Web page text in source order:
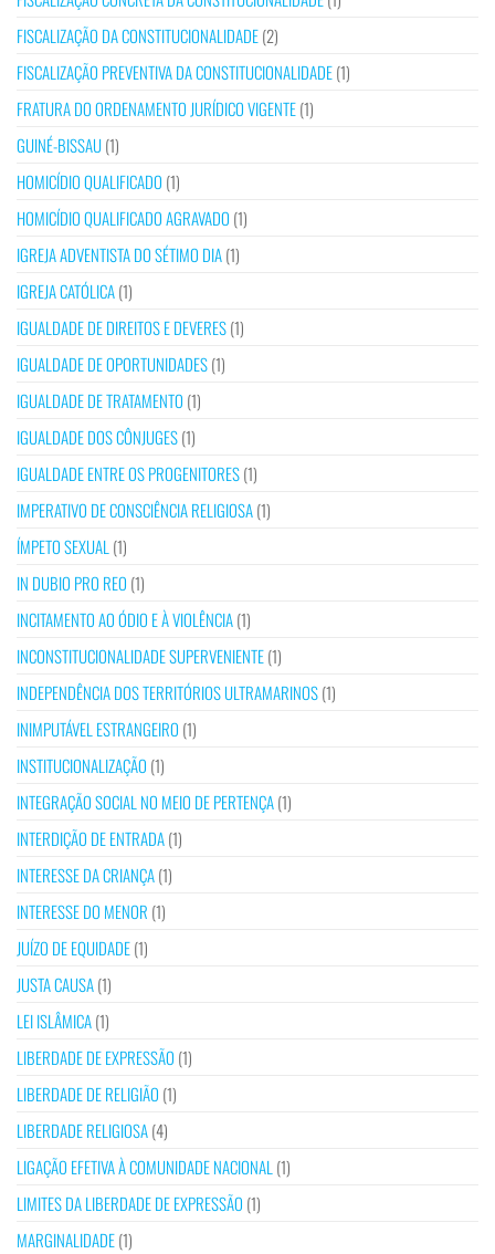
FISCALIZAÇÃO DA CONSTITUCIONALIDADE(2)
FISCALIZAÇÃO PREVENTIVA DA CONSTITUCIONALIDADE(1)
FRATURA DO ORDENAMENTO JURÍDICO VIGENTE(1)
GUINÉ-BISSAU(1)
HOMICÍDIO QUALIFICADO (1)
HOMICÍDIO QUALIFICADO AGRAVADO (1)
IGREJA ADVENTISTA DO SÉTIMO DIA(1)
IGREJA CATÓLICA(1)
IGUALDADE DE DIREITOS E DEVERES(1)
IGUALDADE DE OPORTUNIDADES(1)
IGUALDADE DE TRATAMENTO (1)
IGUALDADE DOS CÔNJUGES(1)
IGUALDADE ENTRE OS PROGENITORES(1)
IMPERATIVO DE CONSCIÊNCIA RELIGIOSA(1)
ÍMPETO SEXUAL(1)
IN DUBIO PRO REO (1)
INCITAMENTO AO ÓDIO E À VIOLÊNCIA(1)
INCONSTITUCIONALIDADE SUPERVENIENTE(1)
INDEPENDÊNCIA DOS TERRITÓRIOS ULTRAMARINOS(1)
INIMPUTÁVEL ESTRANGEIRO (1)
INSTITUCIONALIZAÇÃO (1)
INTEGRAÇÃO SOCIAL NO MEIO DE PERTENÇA(1)
INTERDIÇÃO DE ENTRADA(1)
INTERESSE DA CRIANÇA(1)
INTERESSE DO MENOR (1)
JUÍZO DE EQUIDADE(1)
JUSTA CAUSA(1)
LEI ISLÂMICA(1)
LIBERDADE DE EXPRESSÃO (1)
LIBERDADE DE RELIGIÃO (1)
LIBERDADE RELIGIOSA(4)
LIGAÇÃO EFETIVA À COMUNIDADE NACIONAL(1)
LIMITES DA LIBERDADE DE EXPRESSÃO (1)
MARGINALIDADE(1)